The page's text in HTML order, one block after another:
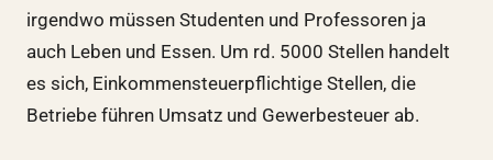
irgendwo müssen Studenten und Professoren ja
auch Leben und Essen. Um rd. 5000 Stellen handelt
es sich, Einkommensteuerpflichtige Stellen, die
Betriebe führen Umsatz und Gewerbesteuer ab.